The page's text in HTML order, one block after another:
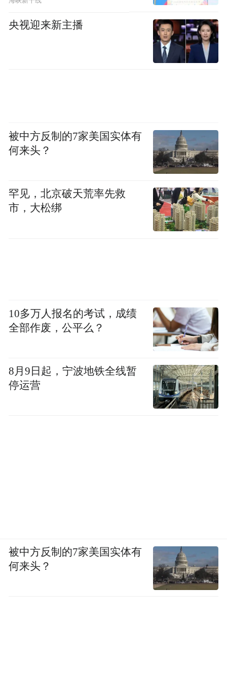
央视迎来新主播
被中方反制的7家美国实体有
何来头？
罕见，北京破天荒率先救
市，大松绑
10多万人报名的考试，成绩
全部作废，公平么？
8月9日起，宁波地铁全线暂
停运营
被中方反制的7家美国实体有
何来头？